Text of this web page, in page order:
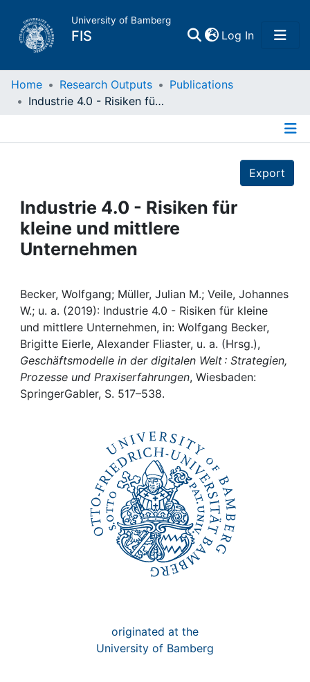
University of Bamberg
FIS Log In(current)
Home
Projects
People
Awards
My FIS
Help
Home Research Outputs
Publications
Industrie 4.0 - Risiken für kleine und mittlere Unternehmen
Export
Industrie 4.0 - Risiken für
kleine und mittlere
Unternehmen
Becker, Wolfgang; Müller, Julian M.; Veile, Johannes
W.; u. a. (2019): Industrie 4.0 - Risiken für kleine
und mittlere Unternehmen, in: Wolfgang Becker,
Brigitte Eierle, Alexander Fliaster, u. a. (Hrsg.),
Geschäftsmodelle in der digitalen Welt : Strategien,
Prozesse und Praxiserfahrungen, Wiesbaden:
SpringerGabler, S. 517–538.
originated at the
University of Bamberg